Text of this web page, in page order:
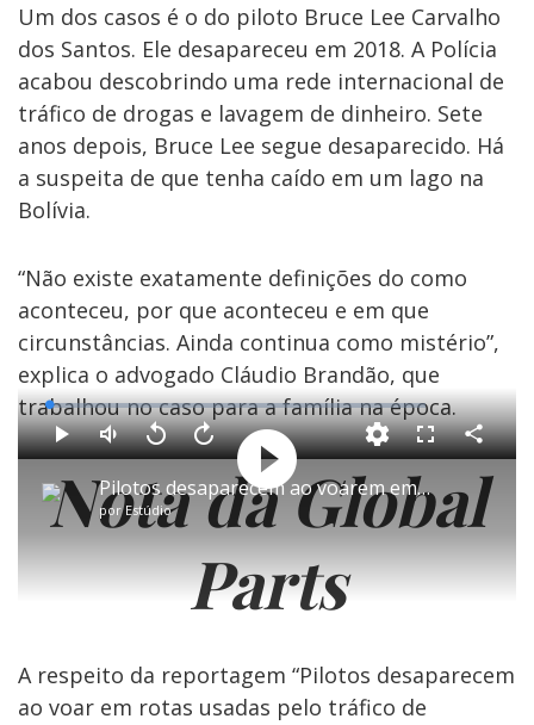
Um dos casos é o do piloto Bruce Lee Carvalho
dos Santos. Ele desapareceu em 2018. A Polícia
acabou descobrindo uma rede internacional de
tráfico de drogas e lavagem de dinheiro. Sete
anos depois, Bruce Lee segue desaparecido. Há
a suspeita de que tenha caído em um lago na
Bolívia.
“Não existe exatamente definições do como
aconteceu, por que aconteceu e em que
circunstâncias. Ainda continua como mistério”,
explica o advogado Cláudio Brandão, que
trabalhou no caso para a família na época.
Play
Video
Pilotos desaparecem ao voarem em rotas usadas pelo tráfico de drogas
porEstúdio
Play Voltar
segundos
Avançar
segundos
Mudo
Loaded:
0.74%
Fullscreen
Nota da Global
Parts
A respeito da reportagem “Pilotos desaparecem
ao voar em rotas usadas pelo tráfico de